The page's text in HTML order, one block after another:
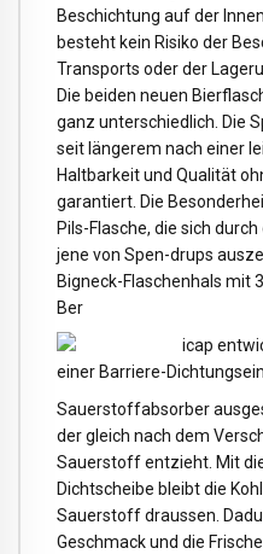
Beschichtung auf der
besteht kein Risiko der
Transports oder der
Die beiden neuen
ganz unterschiedlich. Die
seit längerem nach einer
Haltbarkeit und Qualität
garantiert. Die
Pils-Flasche, die sich
jene von Spen-drups
Bigneck-Flaschenhals mit
Ber
icap
einer Barriere-
Sauerstoffabsorber
der gleich nach dem
Sauerstoff entzieht. Mit
Dichtscheibe bleibt die
Sauerstoff draussen.
Geschmack und die